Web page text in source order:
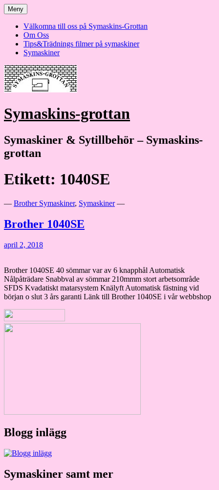
Hoppa
till
innehåll
Meny
Välkomna till oss på Symaskins-Grottan
Om Oss
Tips&Trädnings filmer på symaskiner
Symaskiner
Symaskins-grottan
Symaskiner & Sytillbehör – Symaskins-
grottan
Etikett: 1040SE
— Brother Symaskiner, Symaskiner—
Brother 1040SE
april 2, 2018
Brother 1040SE 40 sömmar var av 6 knapphål Automatisk
Nålpåträdare Snabbval av sömmar 210mmm stort arbetsområde
SFDS Kvadatiskt matarsystem Knälyft Automatisk fästning vid
början o slut 3 års garanti Länk till Brother 1040SE i vår webbshop
Blogg inlägg
Symaskiner samt mer